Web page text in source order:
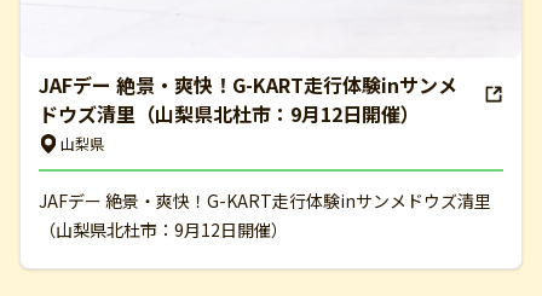
JAFデー 絶景・爽快！G-KART走行体験inサンメ
ドウズ清里（山梨県北杜市：9月12日開催）
山梨県
JAFデー 絶景・爽快！G-KART走行体験inサンメドウズ清里
（山梨県北杜市：9月12日開催）